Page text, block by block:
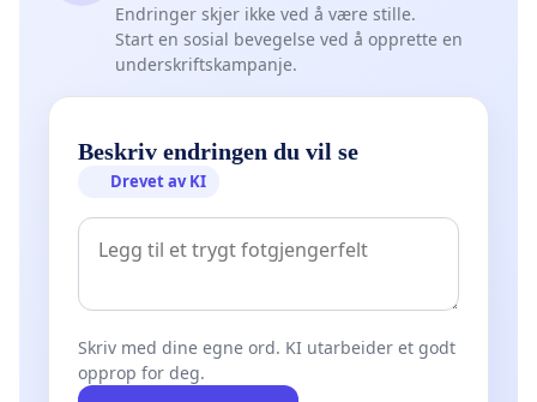
Endringer skjer ikke ved å være stille.
Start en sosial bevegelse ved å opprette en
underskriftskampanje.
Beskriv endringen du vil se
Drevet av KI
Skriv med dine egne ord. KI utarbeider et godt
opprop for deg.